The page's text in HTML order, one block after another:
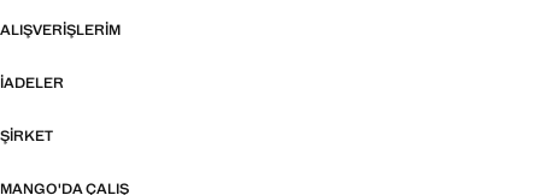
ALIŞVERIŞLERIM
İADELER
ŞIRKET
MANGO'DA ÇALIŞ